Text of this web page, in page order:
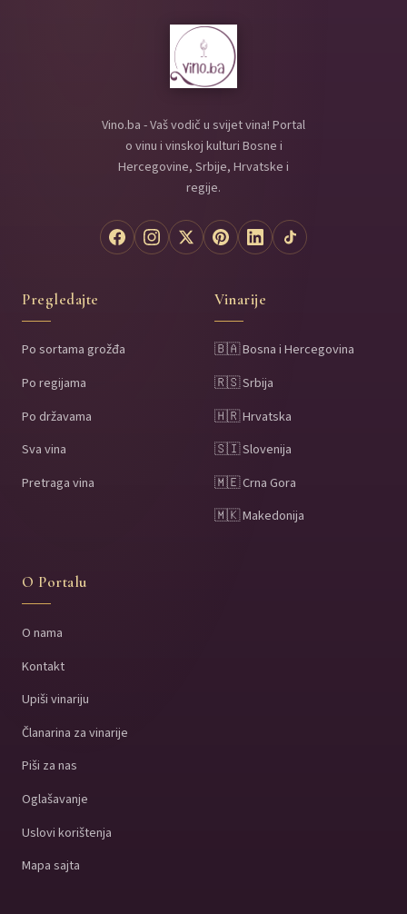
Vino.ba - Vaš vodič u svijet vina! Portal
o vinu i vinskoj kulturi Bosne i
Hercegovine, Srbije, Hrvatske i
regije.
Pregledajte
Po sortama grožđa
Po regijama
Po državama
Sva vina
Pretraga vina
Vinarije
🇧🇦 Bosna i Hercegovina
🇷🇸 Srbija
🇭🇷 Hrvatska
🇸🇮 Slovenija
🇲🇪 Crna Gora
🇲🇰 Makedonija
O Portalu
O nama
Kontakt
Upiši vinariju
Članarina za vinarije
Piši za nas
Oglašavanje
Uslovi korištenja
Mapa sajta